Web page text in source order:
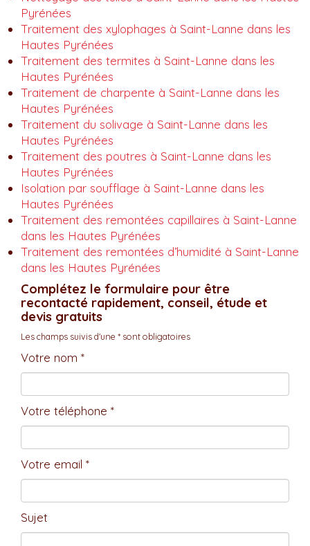
Pyrénées
Traitement des xylophages à Saint-Lanne dans les
Hautes Pyrénées
Traitement des termites à Saint-Lanne dans les
Hautes Pyrénées
Traitement de charpente à Saint-Lanne dans les
Hautes Pyrénées
Traitement du solivage à Saint-Lanne dans les
Hautes Pyrénées
Traitement des poutres à Saint-Lanne dans les
Hautes Pyrénées
Isolation par soufflage à Saint-Lanne dans les
Hautes Pyrénées
Traitement des remontées capillaires à Saint-Lanne
dans les Hautes Pyrénées
Traitement des remontées d’humidité à Saint-Lanne
dans les Hautes Pyrénées
Complétez le formulaire pour être
recontacté rapidement, conseil, étude et
devis gratuits
Les champs suivis d'une * sont obligatoires
Votre nom *
Votre téléphone *
Votre email *
Sujet